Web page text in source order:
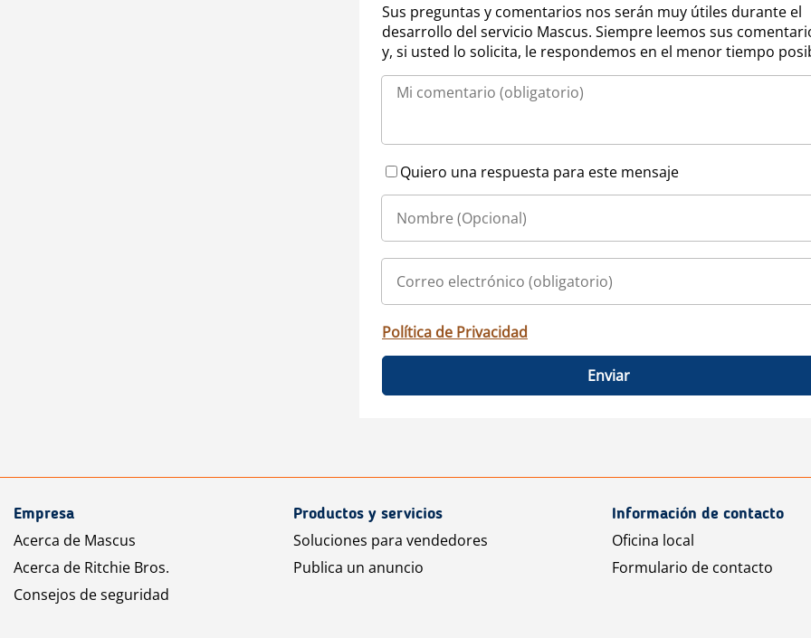
Sus preguntas y comentarios nos serán muy útiles durante el
desarrollo del servicio Mascus. Siempre leemos sus
y, si usted lo solicita, le respondemos en el menor tiempo
Quiero una respuesta para este mensaje
Política de Privacidad
Enviar
Empresa
Acerca de Mascus
Acerca de Ritchie Bros.
Consejos de seguridad
Productos y servicios
Soluciones para vendedores
Publica un anuncio
Información de contacto
Oficina local
Formulario de contacto